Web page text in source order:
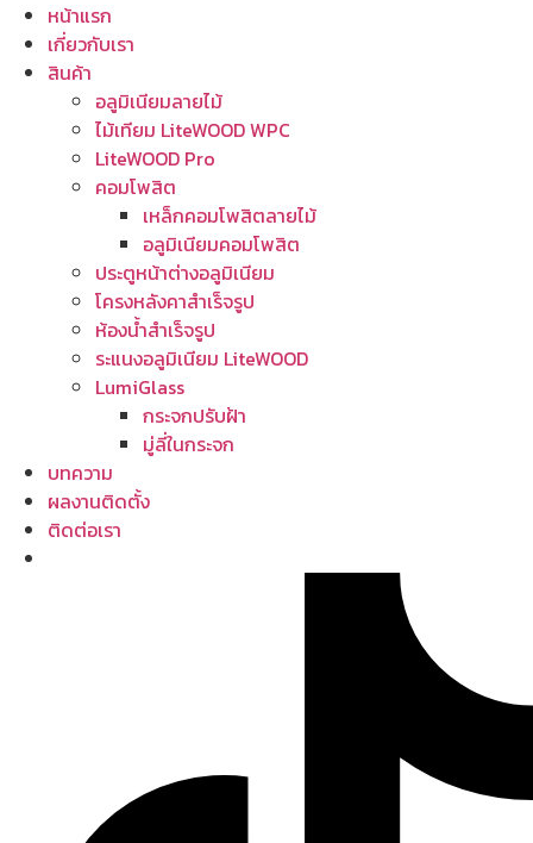
หน้าแรก
เกี่ยวกับเรา
สินค้า
อลูมิเนียมลายไม้
ไม้เทียม LiteWOOD WPC
LiteWOOD Pro
คอมโพสิต
เหล็กคอมโพสิตลายไม้
อลูมิเนียมคอมโพสิต
ประตูหน้าต่างอลูมิเนียม
โครงหลังคาสำเร็จรูป
ห้องน้ำสำเร็จรูป
ระแนงอลูมิเนียม LiteWOOD
LumiGlass
กระจกปรับฝ้า
มู่ลี่ในกระจก
บทความ
ผลงานติดตั้ง
ติดต่อเรา